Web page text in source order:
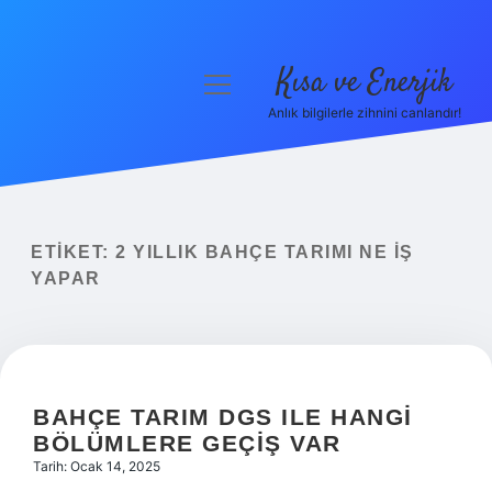
Yasal Uyarı
menüyü
Kısa ve Enerjik
Anlık bilgilerle zihnini canlandır!
ETIKET: 2 YILLIK BAHÇE TARIMI NE IŞ
YAPAR
BAHÇE TARIM DGS ILE HANGI
BÖLÜMLERE GEÇIŞ VAR
Tarih: Ocak 14, 2025